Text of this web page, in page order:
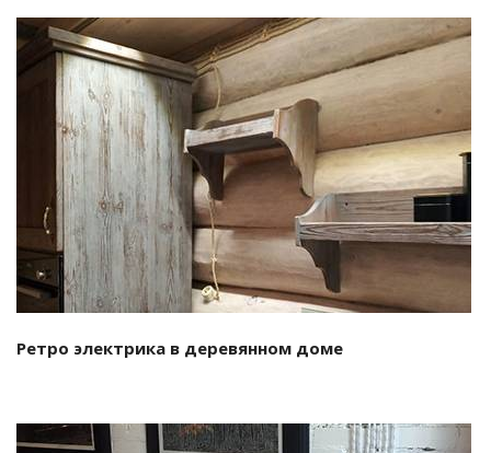
Смотреть проект
Ретро электрика в деревянном доме